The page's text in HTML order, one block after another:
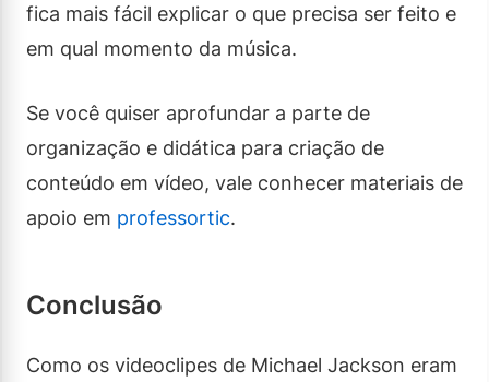
fica mais fácil explicar o que precisa ser feito e
em qual momento da música.
Se você quiser aprofundar a parte de
organização e didática para criação de
conteúdo em vídeo, vale conhecer materiais de
apoio em professortic.
Conclusão
Como os videoclipes de Michael Jackson eram